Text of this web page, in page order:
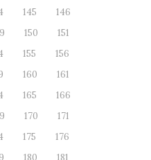
145
146
150
151
155
156
160
161
165
166
170
171
175
176